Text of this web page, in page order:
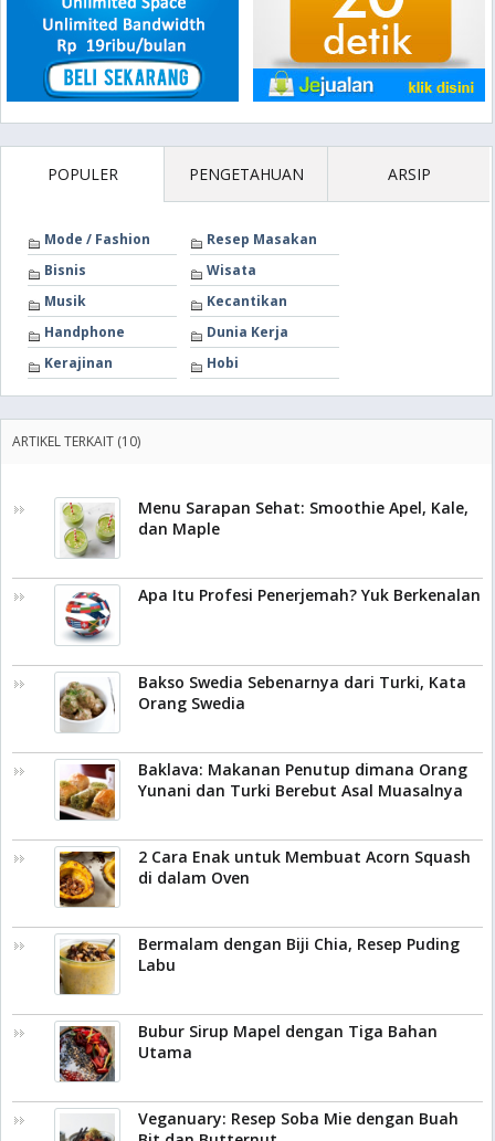
POPULER PENGETAHUAN ARSIP
Mode / Fashion
Resep Masakan
Bisnis
Wisata
Musik
Kecantikan
Handphone
Dunia Kerja
Kerajinan
Hobi
ARTIKEL TERKAIT (10)
Menu Sarapan Sehat: Smoothie Apel, Kale,
dan Maple
Apa Itu Profesi Penerjemah? Yuk Berkenalan
Bakso Swedia Sebenarnya dari Turki, Kata
Orang Swedia
Baklava: Makanan Penutup dimana Orang
Yunani dan Turki Berebut Asal Muasalnya
2 Cara Enak untuk Membuat Acorn Squash
di dalam Oven
Bermalam dengan Biji Chia, Resep Puding
Labu
Bubur Sirup Mapel dengan Tiga Bahan
Utama
Veganuary: Resep Soba Mie dengan Buah